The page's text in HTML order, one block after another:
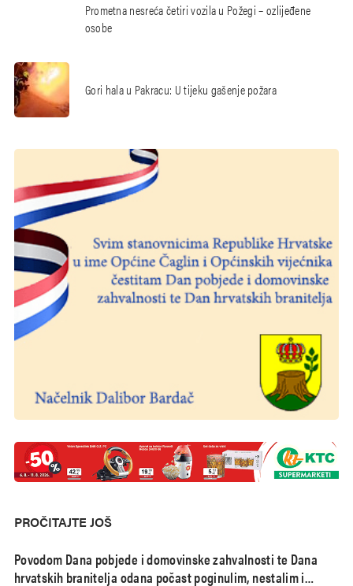
Prometna nesreća četiri vozila u Požegi – ozlijeđene
osobe
Gori hala u Pakracu: U tijeku gašenje požara
PROČITAJTE JOŠ
Povodom Dana pobjede i domovinske zahvalnosti te Dana
hrvatskih branitelja odana počast poginulim, nestalim i